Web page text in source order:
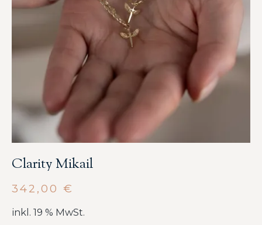
Clarity Mikail
342,00 €
inkl. 19 % MwSt.